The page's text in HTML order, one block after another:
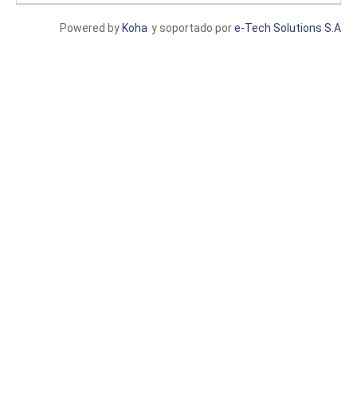
y soportado pore-Tech Solutions S.A
Powered by Koha